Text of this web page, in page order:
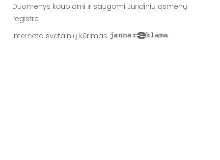
Duomenys kaupiami ir saugomi Juridinių asmenų
registre
Interneto svetainių kūrimas: